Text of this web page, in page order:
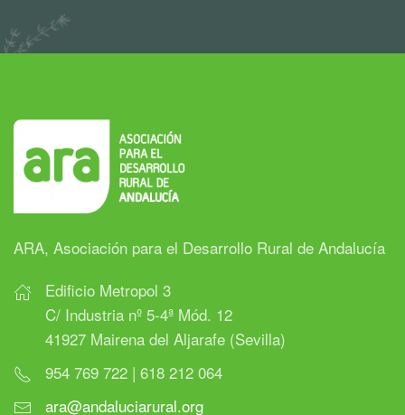
ARA, Asociación para el Desarrollo Rural de Andalucía
Edificio Metropol 3
C/ Industria nº 5-4ª Mód. 12
41927 Mairena del Aljarafe (Sevilla)
954 769 722 | 618 212 064
ara@andaluciarural.org